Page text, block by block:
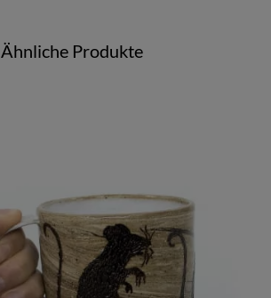
Ähnliche Produkte